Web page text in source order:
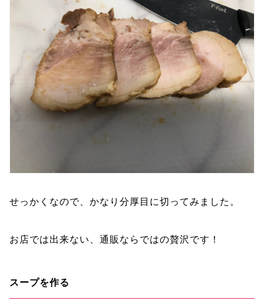
せっかくなので、かなり分厚目に切ってみました。
お店では出来ない、通販ならではの贅沢です！
スープを作る